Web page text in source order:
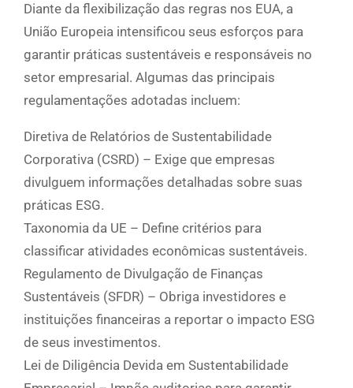
Diante da flexibilização das regras nos EUA, a
União Europeia intensificou seus esforços para
garantir práticas sustentáveis e responsáveis no
setor empresarial. Algumas das principais
regulamentações adotadas incluem:
Diretiva de Relatórios de Sustentabilidade
Corporativa (CSRD) – Exige que empresas
divulguem informações detalhadas sobre suas
práticas ESG.
Taxonomia da UE – Define critérios para
classificar atividades econômicas sustentáveis.
Regulamento de Divulgação de Finanças
Sustentáveis (SFDR) – Obriga investidores e
instituições financeiras a reportar o impacto ESG
de seus investimentos.
Lei de Diligência Devida em Sustentabilidade